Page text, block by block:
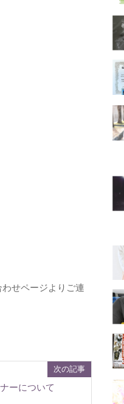
せページよりご連
次の記事
ーについて